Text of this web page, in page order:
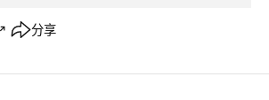
↗ 分享